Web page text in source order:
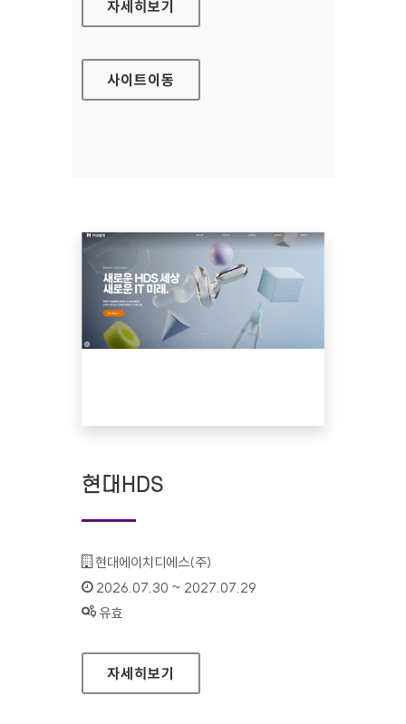
식품안전나라
자세히보기
사이트이동
현대HDS
기관명 :
현대에이치디에스(주)
인증기간 :
2026.07.30 ~ 2027.07.29
상태 :
유효
현대HDS
자세히보기